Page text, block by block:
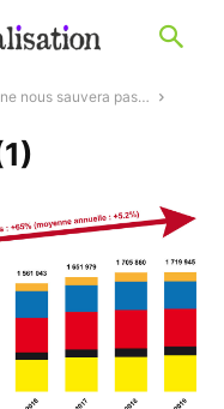
nous sauvera pas…